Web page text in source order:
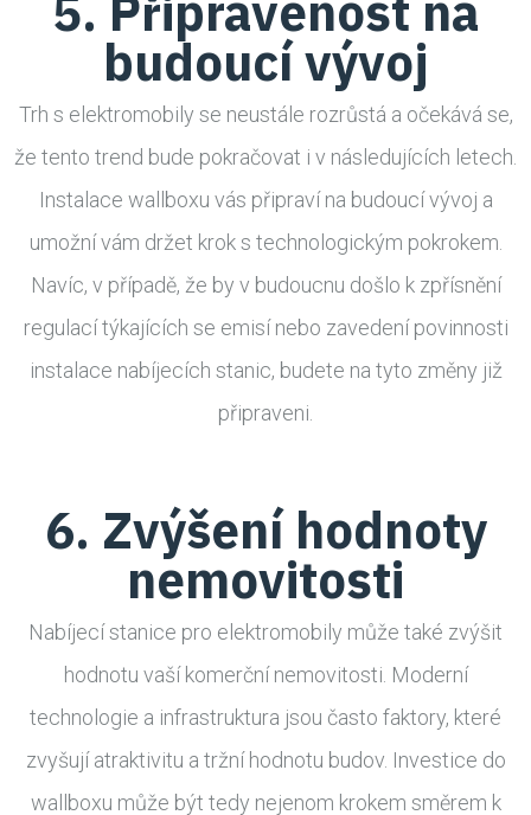
budoucí vývoj
Trh s elektromobily se neustále rozrůstá a očekává se,
že tento trend bude pokračovat i v následujících letech.
Instalace wallboxu vás připraví na budoucí vývoj a
umožní vám držet krok s technologickým pokrokem.
Navíc, v případě, že by v budoucnu došlo k zpřísnění
regulací týkajících se emisí nebo zavedení povinnosti
instalace nabíjecích stanic, budete na tyto změny již
připraveni.
6. Zvýšení hodnoty
nemovitosti
Nabíjecí stanice pro elektromobily může také zvýšit
hodnotu vaší komerční nemovitosti. Moderní
technologie a infrastruktura jsou často faktory, které
zvyšují atraktivitu a tržní hodnotu budov. Investice do
wallboxu může být tedy nejenom krokem směrem k